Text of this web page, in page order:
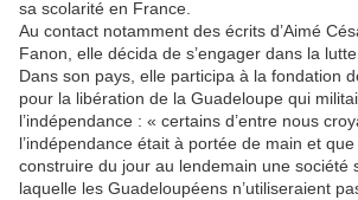
sa scolarité en France.
Au contact notamment des écrits d’Aimé
Fanon, elle décida de s’engager dans la
Dans son pays, elle participa à la fondation
pour la libération de la Guadeloupe qui
l’indépendance : « certains d’entre nous
l’indépendance était à portée de main et
construire du jour au lendemain une société
laquelle les Guadeloupéens n’utiliseraient